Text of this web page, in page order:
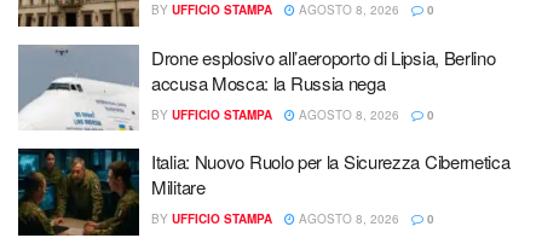
BY UFFICIO STAMPA AGOSTO 8, 2026 0
Drone esplosivo all’aeroporto di Lipsia, Berlino
accusa Mosca: la Russia nega
BY UFFICIO STAMPA AGOSTO 8, 2026 0
Italia: Nuovo Ruolo per la Sicurezza Cibernetica
Militare
BY UFFICIO STAMPA AGOSTO 8, 2026 0